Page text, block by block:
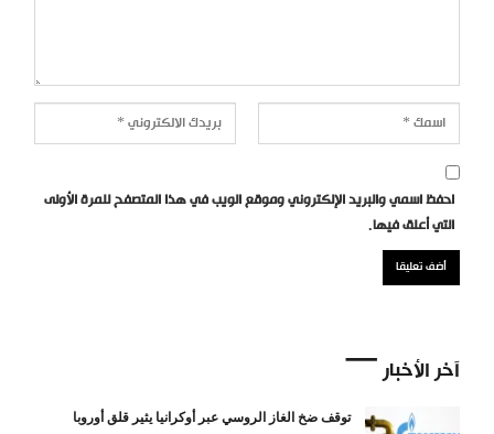
احفظ اسمي والبريد الإلكتروني وموقع الويب في هذا المتصفح للمرة الأولى
التي أعلق فيها.
آخر الأخبار
توقف ضخ الغاز الروسي عبر أوكرانيا يثير قلق أوروبا